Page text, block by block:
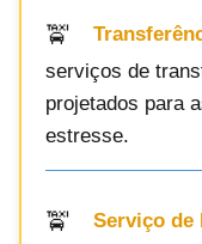
serviços de
projetados para
estresse.
Serviço de